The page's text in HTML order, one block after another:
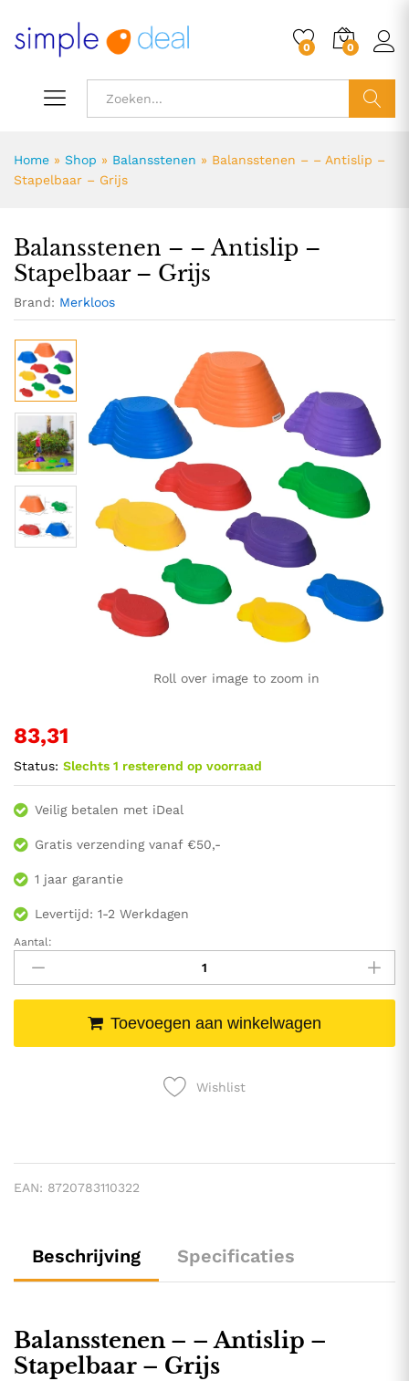
0 0
Home » Shop » Balansstenen » Balansstenen – – Antislip –
Stapelbaar – Grijs
Balansstenen – – Antislip –
Stapelbaar – Grijs
Brand: Merkloos
Roll over image to zoom in
83,31
Status: Slechts 1 resterend op voorraad
Veilig betalen met iDeal
Gratis verzending vanaf €50,-
1 jaar garantie
Levertijd: 1-2 Werkdagen
Balansstenen
-
Antislip
Stapelbaar
Aantal:
Toevoegen aan winkelwagen
Wishlist
EAN: 8720783110322
Beschrijving Specificaties
Balansstenen – – Antislip –
Stapelbaar – Grijs
83,31